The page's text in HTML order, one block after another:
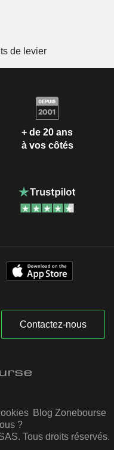
de levier
+ de 20 ans
à vos côtés
Contactez-nous
Blog Zonebourse
?
Tous droits réservés.